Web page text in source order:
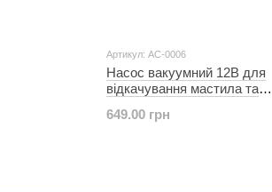
Артикул: AC-0006
Насос вакуумний 12В для
відкачування мастила та
AC-0006
649.00 грн